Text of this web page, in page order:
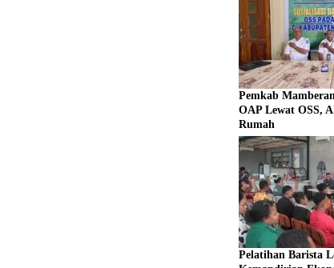
Pemkab
OAP Lewat OSS,
Rumah
Pelatihan Barista